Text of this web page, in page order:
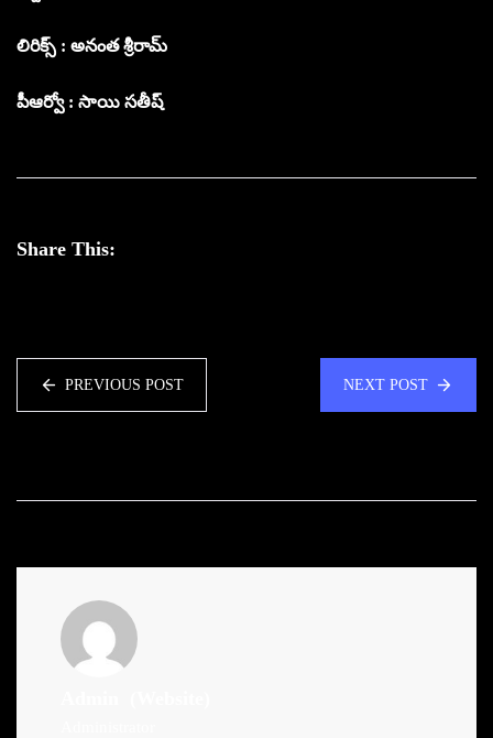
లిరిక్స్ : అనంత శ్రీరామ్
పీఆర్వో : సాయి సతీష్
Share This:
PREVIOUS POST NEXT POST